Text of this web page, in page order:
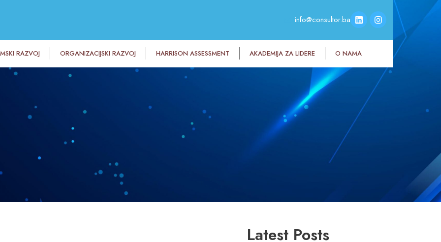
info@consultor.ba
RAZVOJ ORGANIZACIJSKI RAZVOJ HARRISON ASSESSMENT AKADEMIJA ZA LIDERE O NAMA
Latest Posts